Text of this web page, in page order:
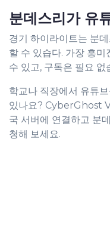
분데스리가 유
경기 하이라이트는 분
할 수 있습다. 가장 흥
수 있고, 구독은 필요 없
학교나 직장에서 유튜
있나요? CyberGhost
국 서버에 연결하고 분
청해 보세요.